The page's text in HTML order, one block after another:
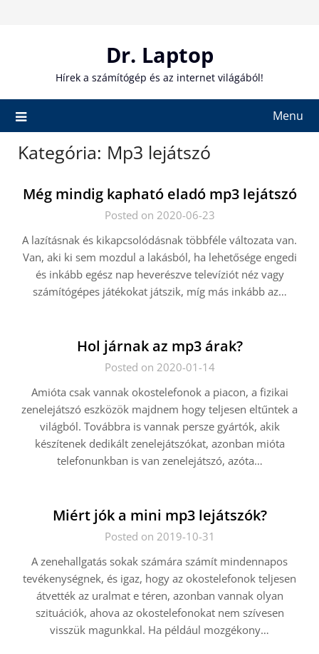
Dr. Laptop
Hírek a számítógép és az internet világából!
Menu
Kategória: Mp3 lejátszó
Még mindig kapható eladó mp3 lejátszó
Posted on 2020-06-23
A lazításnak és kikapcsolódásnak többféle változata van.
Van, aki ki sem mozdul a lakásból, ha lehetősége engedi
és inkább egész nap heverészve televíziót néz vagy
számítógépes játékokat játszik, míg más inkább az…
Hol járnak az mp3 árak?
Posted on 2020-01-14
Amióta csak vannak okostelefonok a piacon, a fizikai
zenelejátszó eszközök majdnem hogy teljesen eltűntek a
világból. Továbbra is vannak persze gyártók, akik
készítenek dedikált zenelejátszókat, azonban mióta
telefonunkban is van zenelejátszó, azóta…
Miért jók a mini mp3 lejátszók?
Posted on 2019-10-31
A zenehallgatás sokak számára számít mindennapos
tevékenységnek, és igaz, hogy az okostelefonok teljesen
átvették az uralmat e téren, azonban vannak olyan
szituációk, ahova az okostelefonokat nem szívesen
visszük magunkkal. Ha például mozgékony…